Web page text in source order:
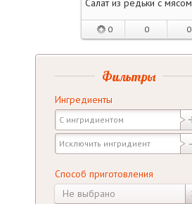
Салат из редьки с мясом
0 0 0
Фильтры
Ингредиенты
Способ приготовления
Не выбрано